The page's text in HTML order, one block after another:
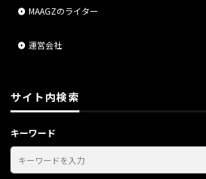
MAAGZのライター
運営会社
サイト内検索
キーワード